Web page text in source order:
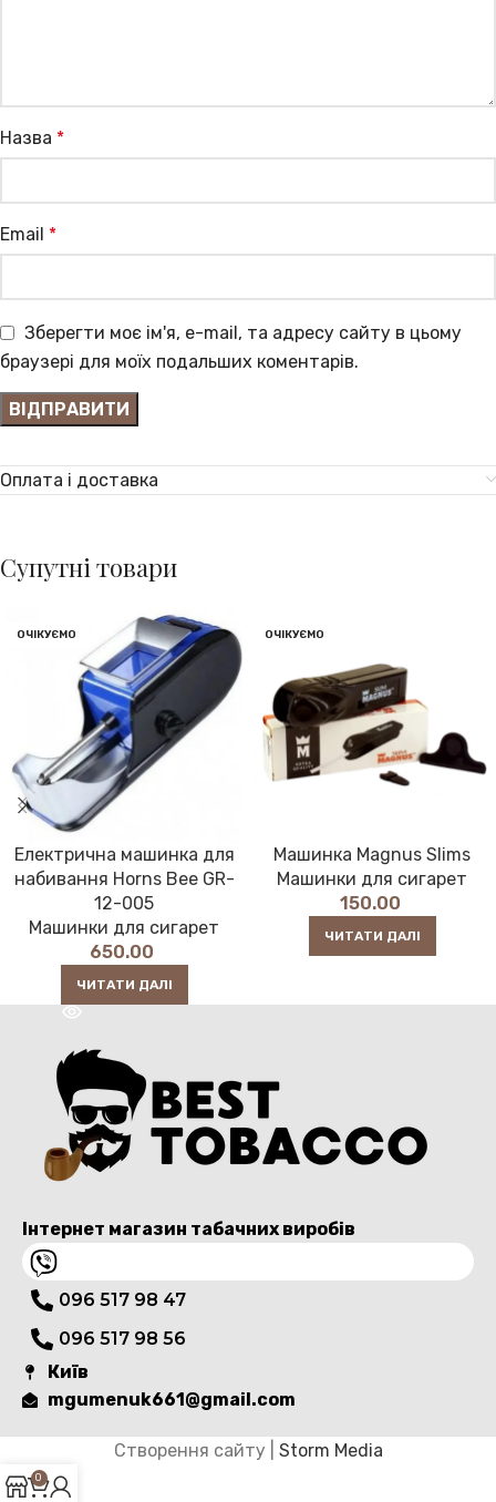
Назва *
Email *
Зберегти моє ім'я, e-mail, та адресу сайту в цьому
браузері для моїх подальших коментарів.
Оплата і доставка
Супутні товари
ОЧІКУЄМО
Електрична машинка для
набивання Horns Bee GR-
12-005
Машинки для сигарет
650.00
ЧИТАТИ ДАЛІ
ОЧІКУЄМО
Машинка Magnus Slims
Машинки для сигарет
150.00
ЧИТАТИ ДАЛІ
Інтернет магазин табачних виробів
096 517 98 47
096 517 98 56
Київ
mgumenuk661@gmail.com
Створення сайту | Storm Media
0